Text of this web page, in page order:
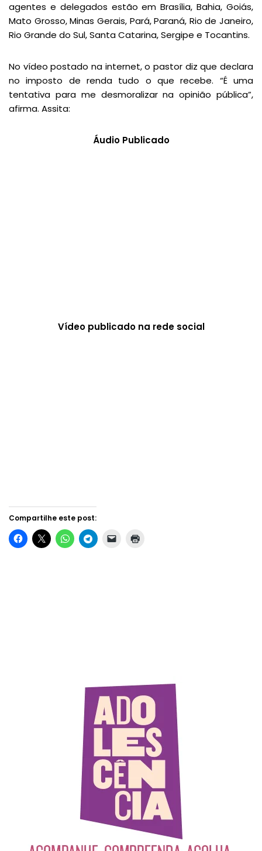
agentes e delegados estão em Brasília, Bahia, Goiás,
Mato Grosso, Minas Gerais, Pará, Paraná, Rio de Janeiro,
Rio Grande do Sul, Santa Catarina, Sergipe e Tocantins.
No vídeo postado na internet, o pastor diz que declara
no imposto de renda tudo o que recebe. “É uma
tentativa para me desmoralizar na opinião pública”,
afirma. Assita:
Áudio Publicado
Vídeo publicado na rede social
Compartilhe este post: